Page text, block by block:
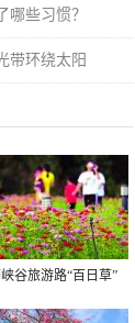
哪些习惯？
带环绕太阳
谷旅游路“百日草”
艳